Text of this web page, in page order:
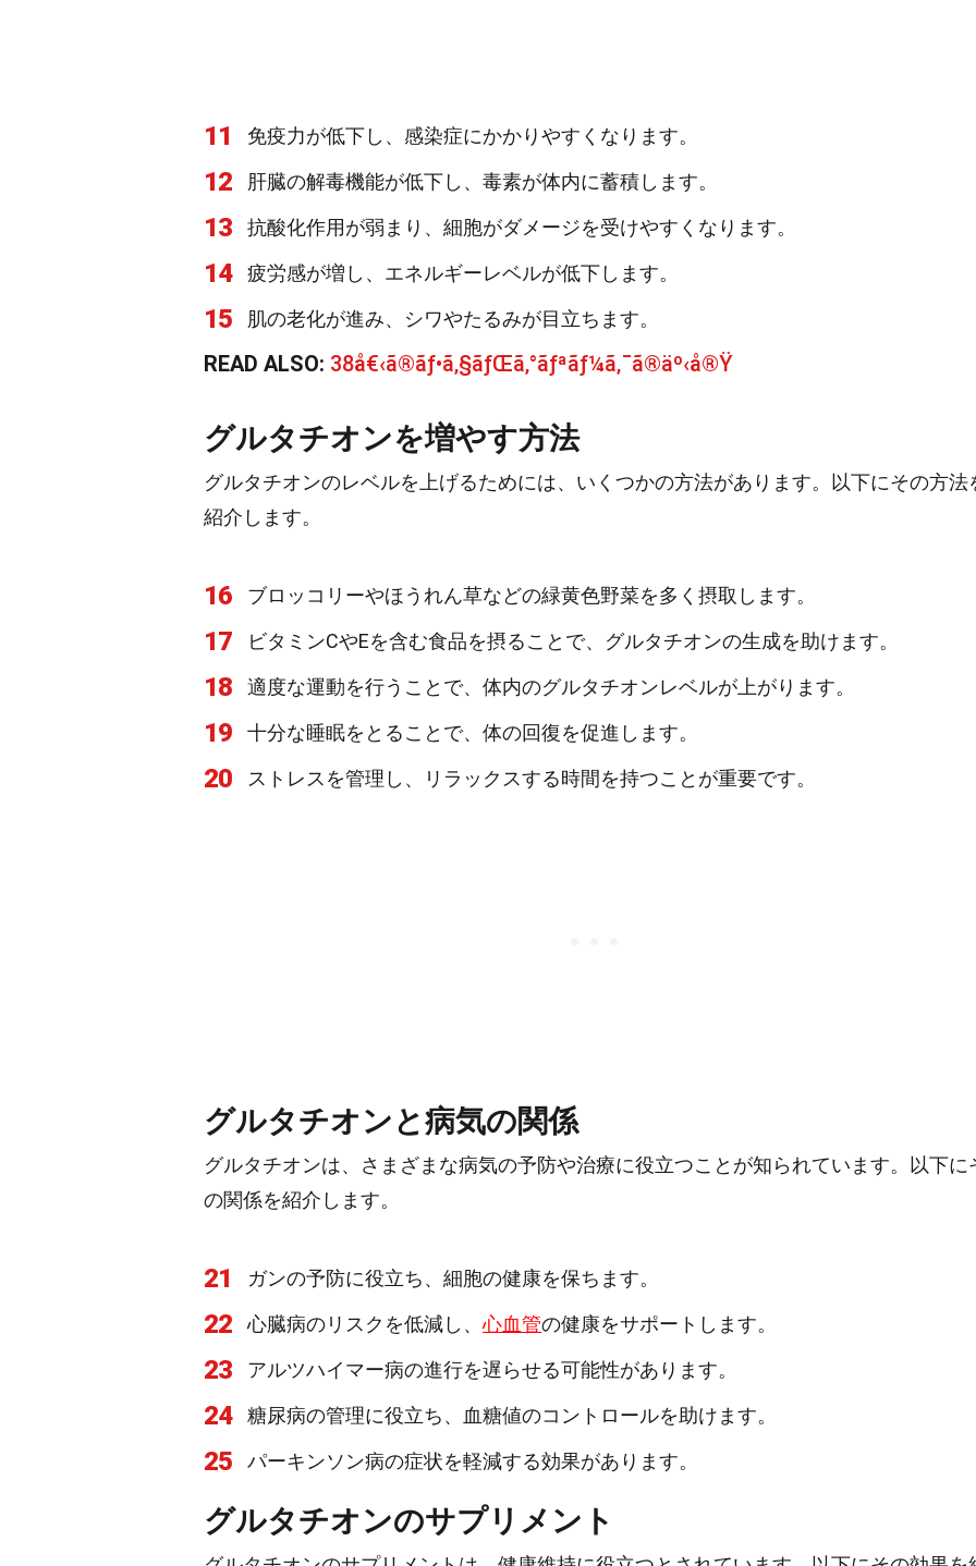
11 免疫力が低下し、感染症にかかりやすくなります。
12 肝臓の解毒機能が低下し、毒素が体内に蓄積します。
13 抗酸化作用が弱まり、細胞がダメージを受けやすくなります。
14 疲労感が増し、エネルギーレベルが低下します。
15 肌の老化が進み、シワやたるみが目立ちます。
READ ALSO: 38å€‹ã®ãƒ•ã‚§ãƒŒã‚°ãƒªãƒ¼ã‚¯ã®äº‹å®Ÿ
グルタチオンを増やす方法
グルタチオンのレベルを上げるためには、いくつかの方法があります。以下にその方法
紹介します。
16 ブロッコリーやほうれん草などの緑黄色野菜を多く摂取します。
17 ビタミンCやEを含む食品を摂ることで、グルタチオンの生成を助けます。
18 適度な運動を行うことで、体内のグルタチオンレベルが上がります。
19 十分な睡眠をとることで、体の回復を促進します。
20 ストレスを管理し、リラックスする時間を持つことが重要です。
グルタチオンと病気の関係
グルタチオンは、さまざまな病気の予防や治療に役立つことが知られています。以下に
の関係を紹介します。
21 ガンの予防に役立ち、細胞の健康を保ちます。
22 心臓病のリスクを低減し、心血管の健康をサポートします。
23 アルツハイマー病の進行を遅らせる可能性があります。
24 糖尿病の管理に役立ち、血糖値のコントロールを助けます。
25 パーキンソン病の症状を軽減する効果があります。
グルタチオンのサプリメント